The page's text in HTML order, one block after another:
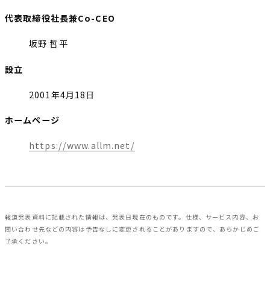
代表取締役社長兼Co-CEO
坂野 哲平
設立
2001年4月18日
ホームページ
https://www.allm.net/
報道発表資料に記載された情報は、発表日現在のものです。仕様、サービス内容、お
問い合わせ先などの内容は予告なしに変更されることがありますので、あらかじめご
了承ください。